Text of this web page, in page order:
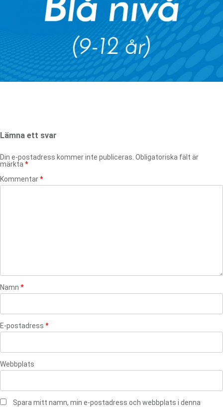
Lämna ett svar
Din e-postadress kommer inte publiceras. Obligatoriska fält är
märkta *
Kommentar*
Namn *
E-postadress *
Webbplats
Spara mitt namn, min e-postadress och webbplats i denna